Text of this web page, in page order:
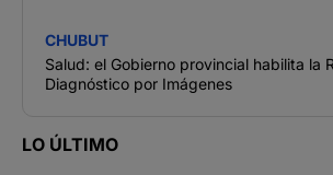
CHUBUT
Salud: el Gobierno provincial habilita la
Diagnóstico por Imágenes
LO ÚLTIMO